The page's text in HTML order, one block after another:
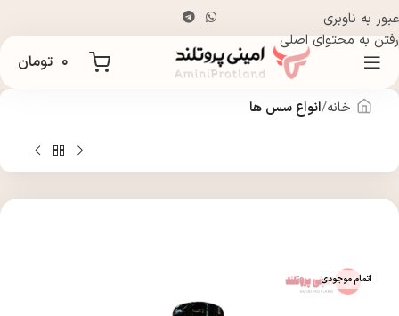
عبور به ناوبری
رفتن به محتوای اصلی
۰ تومان
خانه انواع سس ها
اتمام موجودی